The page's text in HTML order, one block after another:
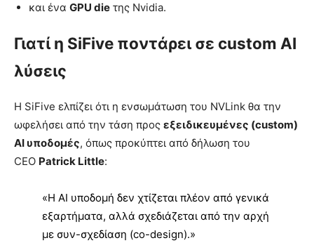
και ένα GPU die της Nvidia.
Γιατί η SiFive ποντάρει σε custom AI
λύσεις
Η SiFive ελπίζει ότι η ενσωμάτωση του NVLink θα την
ωφελήσει από την τάση προς εξειδικευμένες (custom)
AI υποδομές, όπως προκύπτει από δήλωση του
CEO Patrick Little:
«Η AI υποδομή δεν χτίζεται πλέον από γενικά
εξαρτήματα, αλλά σχεδιάζεται από την αρχή
με συν-σχεδίαση (co-design).»